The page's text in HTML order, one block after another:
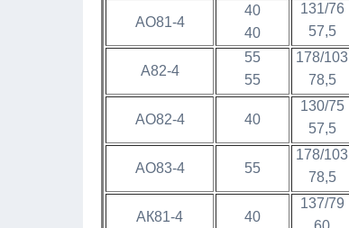
АО81-4
40
40
131/76
57,5
А82-4
55
55
178/103
78,5
АО82-4 40
130/75
57,5
АО83-4 55
178/103
78,5
АК81-4 40
137/79